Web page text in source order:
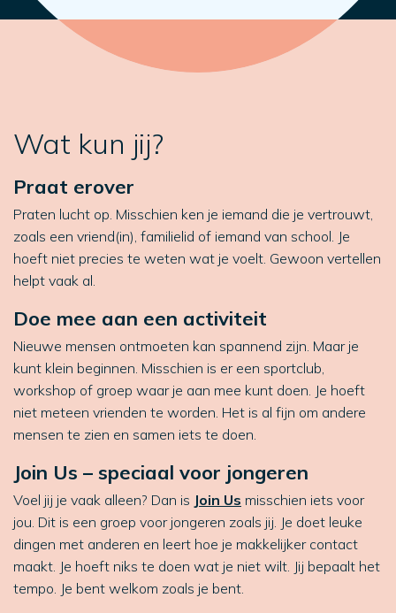
Wat kun jij?
Praat erover
Praten lucht op. Misschien ken je iemand die je vertrouwt,
zoals een vriend(in), familielid of iemand van school. Je
hoeft niet precies te weten wat je voelt. Gewoon vertellen
helpt vaak al.
Doe mee aan een activiteit
Nieuwe mensen ontmoeten kan spannend zijn. Maar je
kunt klein beginnen. Misschien is er een sportclub,
workshop of groep waar je aan mee kunt doen. Je hoeft
niet meteen vrienden te worden. Het is al fijn om andere
mensen te zien en samen iets te doen.
Join Us – speciaal voor jongeren
Voel jij je vaak alleen? Dan is Join Us misschien iets voor
jou. Dit is een groep voor jongeren zoals jij. Je doet leuke
dingen met anderen en leert hoe je makkelijker contact
maakt. Je hoeft niks te doen wat je niet wilt. Jij bepaalt het
tempo. Je bent welkom zoals je bent.